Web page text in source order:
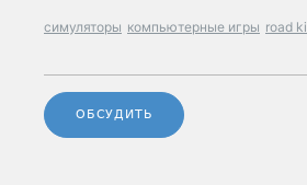
симуляторы компьютерные игры road
ОБСУДИТЬ